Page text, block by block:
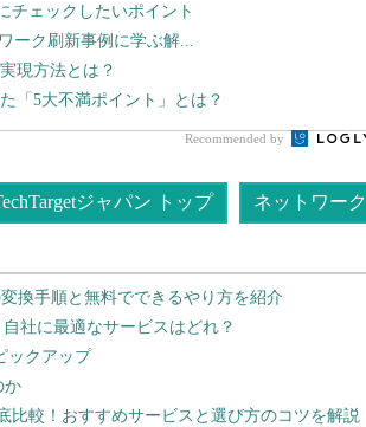
ェックしたいポイント
ーク刷新事例に学ぶ解...
現方法とは？
「5大不満ポイント」とは？
Recommended by
ジャパン トップ ネットワーク
換手順と無料でできるやり方を紹介
社に最適なサービスはどれ？
ックアップ
か
比較！おすすめサービスと選び方のコツを解説